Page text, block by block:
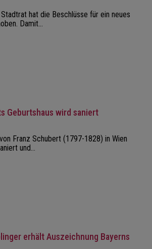
hat die Beschlüsse für ein neues
Damit…
Geburtshaus wird saniert
Franz Schubert (1797-1828) in Wien
und…
erhält Auszeichnung Bayerns